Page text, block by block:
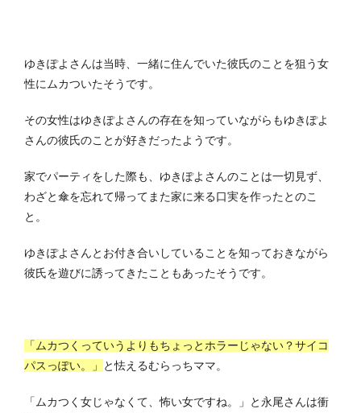
ゆきぽよさんは当時、一緒に住んでいた彼氏のことを狙う女
性にムカついたそうです。
その女性はゆきぽよさんの存在を知っていながらもゆきぽよ
さんの彼氏のことが好きだったようです。
家でパーティをした際も、ゆきぽよさんのことは一切見ず、
わざと傘を忘れて帰ってまた家に来る口実を作ったとのこ
と。
ゆきぽよさんとお付き合いしていることを知っておきながら
彼氏を遊びに誘ってきたこともあったそうです。
「ムカつくっていうよりもちょっとホラーじゃない？サイコ
パスっぽい。」
と怯えるむらっちママ。
「ムカつく女じゃなくて、怖い女ですね。」と永尾さんは衝